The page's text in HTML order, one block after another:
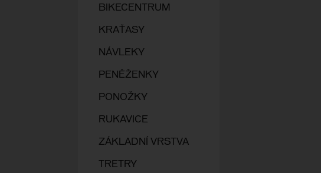
BIKECENTRUM
KRAŤASY
NÁVLEKY
PENĚŽENKY
PONOŽKY
RUKAVICE
ZÁKLADNÍ VRSTVA
TRETRY